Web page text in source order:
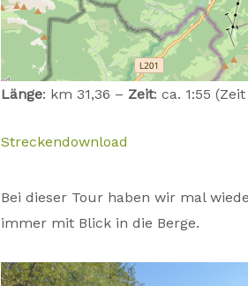
Länge: km 31,36 – Zeit: ca. 1:55
Streckendownload
Bei dieser Tour haben wir mal
immer mit Blick in die Berge.